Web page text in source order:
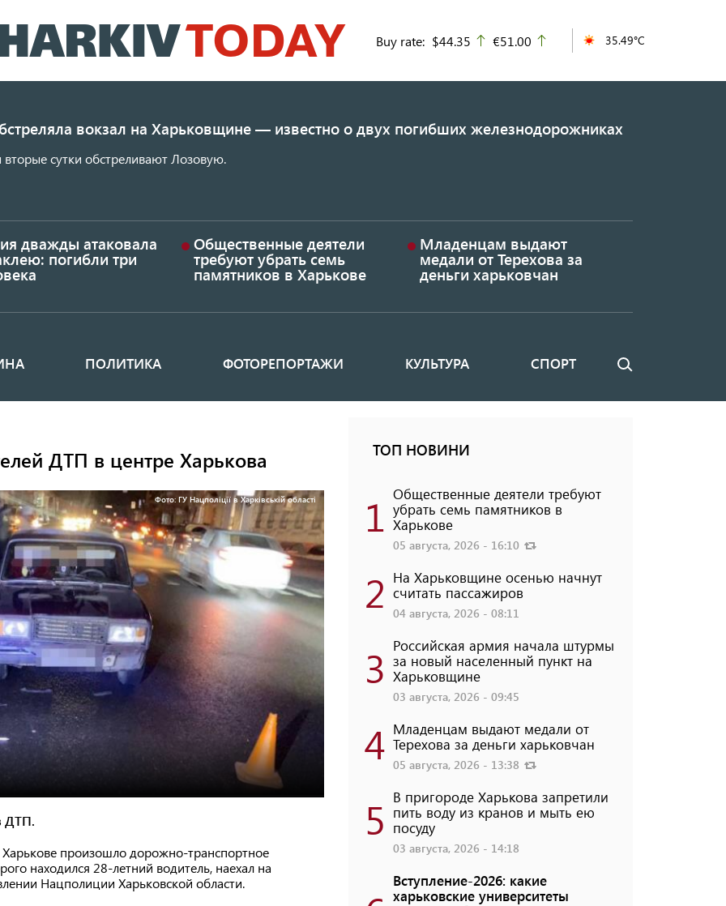
к
основному
Buy rate: $44.35 up
€51.00 35.49°C
вокзал на Харьковщине — известно о двух погибших железнодорожниках
сутки обстреливают Лозовую.
дважды атаковала
погибли три
Общественные деятели
требуют убрать семь
памятников в Харькове
Младенцам выдают
медали от Терехова за
деньги харьковчан
ПОЛИТИКА ФОТОРЕПОРТАЖИ КУЛЬТУРА СПОРТ Поиск
ДТП в центре Харькова
Фото: ГУ Нацполіції в Харківській області
ДТП.
произошло дорожно-транспортное
находился 28-летний водитель, наехал на
Нацполиции Харьковской области.
ТОП НОВИНИ
1 Общественные деятели требуют
убрать семь памятников в
Харькове
05 августа, 2026 - 16:10
2 На Харьковщине осенью начнут
считать пассажиров
04 августа, 2026 - 08:11
3 Российская армия начала штурмы
за новый населенный пункт на
Харьковщине
03 августа, 2026 - 09:45
4 Младенцам выдают медали от
Терехова за деньги харьковчан
05 августа, 2026 - 13:38
5 В пригороде Харькова запретили
пить воду из кранов и мыть ею
посуду
03 августа, 2026 - 14:18
Вступление-2026: какие
харьковские университеты